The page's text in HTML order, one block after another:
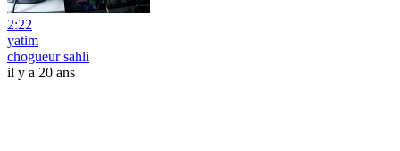
2:22
yatim
chogueur sahli
il y a 20 ans